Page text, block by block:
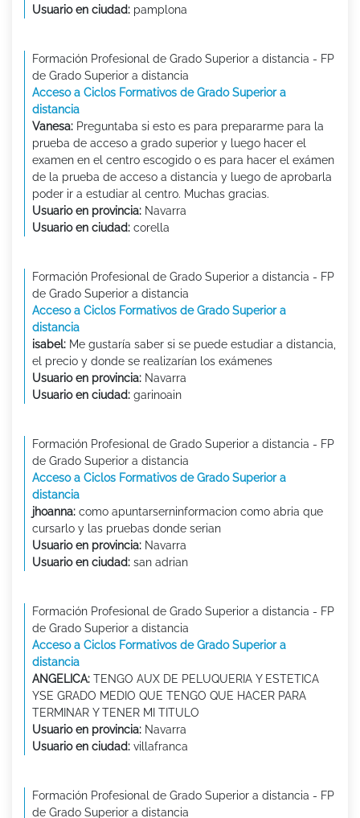
Usuario en ciudad: pamplona
Formación Profesional de Grado Superior a distancia - FP
de Grado Superior a distancia
Acceso a Ciclos Formativos de Grado Superior a
distancia
Vanesa: Preguntaba si esto es para prepararme para la
prueba de acceso a grado superior y luego hacer el
examen en el centro escogido o es para hacer el exámen
de la prueba de acceso a distancia y luego de aprobarla
poder ir a estudiar al centro. Muchas gracias.
Usuario en provincia: Navarra
Usuario en ciudad: corella
Formación Profesional de Grado Superior a distancia - FP
de Grado Superior a distancia
Acceso a Ciclos Formativos de Grado Superior a
distancia
isabel: Me gustaría saber si se puede estudiar a distancia,
el precio y donde se realizarían los exámenes
Usuario en provincia: Navarra
Usuario en ciudad: garinoain
Formación Profesional de Grado Superior a distancia - FP
de Grado Superior a distancia
Acceso a Ciclos Formativos de Grado Superior a
distancia
jhoanna: como apuntarserninformacion como abria que
cursarlo y las pruebas donde serian
Usuario en provincia: Navarra
Usuario en ciudad: san adrian
Formación Profesional de Grado Superior a distancia - FP
de Grado Superior a distancia
Acceso a Ciclos Formativos de Grado Superior a
distancia
ANGELICA: TENGO AUX DE PELUQUERIA Y ESTETICA
YSE GRADO MEDIO QUE TENGO QUE HACER PARA
TERMINAR Y TENER MI TITULO
Usuario en provincia: Navarra
Usuario en ciudad: villafranca
Formación Profesional de Grado Superior a distancia - FP
de Grado Superior a distancia